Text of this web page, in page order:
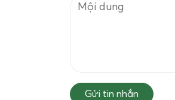
Gửi tin nhắn